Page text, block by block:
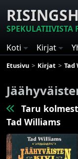
SPEKULATIIVISTA
Koti
Kirjat
Etusivu Kirjat Tad
Taru
Tad Williams